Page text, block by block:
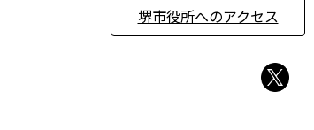
堺市役所へのアクセス